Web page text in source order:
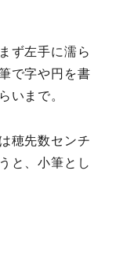
ず左手に濡ら
で字や円を書
いまで。
穂先数センチ
と、小筆とし